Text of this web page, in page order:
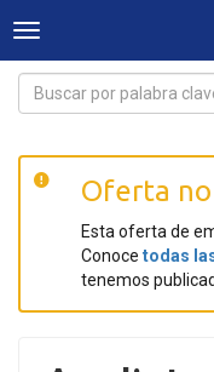
Toggle navigation
Oferta
Esta oferta de
Conoce todas
tenemos